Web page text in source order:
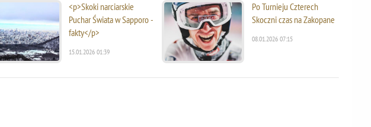
<p>Skoki narciarskie
Puchar Świata w Sapporo -
fakty</p>
15.01.2026 01:39
Po Turnieju Czterech
Skoczni czas na Zakopane
08.01.2026 07:15